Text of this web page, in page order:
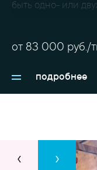
быть одно- или
от 83 000 руб./
подробнее
‹ ›